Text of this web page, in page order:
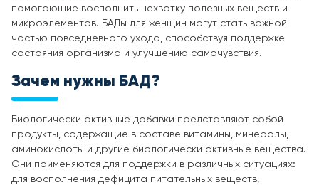
помогающие восполнить нехватку полезных веществ и
микроэлементов. БАДы для женщин могут стать важной
частью повседневного ухода, способствуя поддержке
состояния организма и улучшению самочувствия.
Зачем нужны БАД?
Биологически активные добавки представляют собой
продукты, содержащие в составе витамины, минералы,
аминокислоты и другие биологически активные вещества.
Они применяются для поддержки в различных ситуациях:
для восполнения дефицита питательных веществ,